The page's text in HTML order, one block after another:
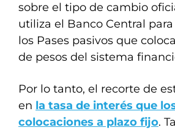
sobre el tipo de cambio
utiliza el Banco Central
los Pases pasivos que
de pesos del sistema
Por lo tanto, el recorte de
en la tasa de interés que
colocaciones a plazo fijo.